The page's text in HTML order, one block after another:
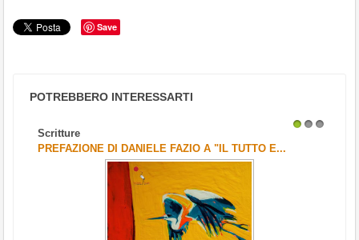
Save
POTREBBERO INTERESSARTI
Scritture
PREFAZIONE DI DANIELE FAZIO A "IL TUTTO E...